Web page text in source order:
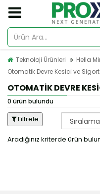
Teknoloji Ürünleri
Hella
Otomatik Devre Kesici ve
OTOMATIK DEVRE
0 ürün bulundu
Filtrele
Aradığınız kriterde ürün